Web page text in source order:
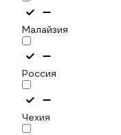
Малайзия
Россия
Чехия